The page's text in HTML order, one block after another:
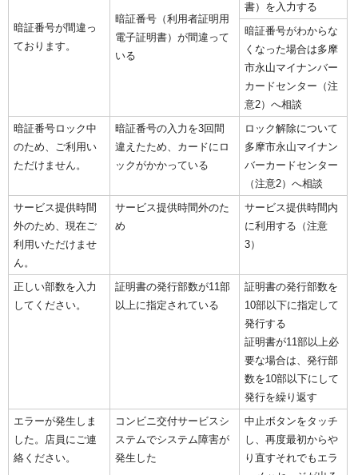
暗証番号が間違っ
ております。
暗証番号（利用者証明用
電子証明書）が間違って
いる
書）を入力する
暗証番号がわからな
くなった場合は多摩
市永山マイナンバー
カードセンター（注
意2）へ相談
暗証番号ロック中
のため、ご利用い
ただけません。
暗証番号の入力を3回間
違えたため、カードにロ
ックがかかっている
ロック解除について
多摩市永山マイナン
バーカードセンター
（注意2）へ相談
サービス提供時間
外のため、現在ご
利用いただけませ
ん。
サービス提供時間外のた
め
サービス提供時間内
に利用する（注意
3）
正しい部数を入力
してください。
証明書の発行部数が11部
以上に指定されている
証明書の発行部数を
10部以下に指定して
発行する
証明書が11部以上必
要な場合は、発行部
数を10部以下にして
発行を繰り返す
エラーが発生しま
した。店員にご連
絡ください。
コンビニ交付サービスシ
ステムでシステム障害が
発生した
中止ボタンをタッチ
し、再度最初からや
り直すそれでもエラ